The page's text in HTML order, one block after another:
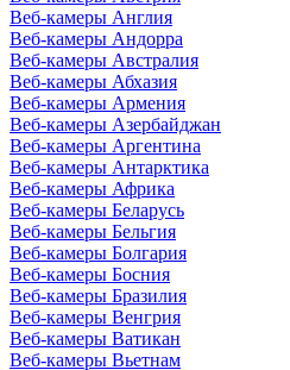
Веб-камеры Англия
Веб-камеры Андорра
Веб-камеры Австралия
Веб-камеры Абхазия
Веб-камеры Армения
Веб-камеры Азербайджан
Веб-камеры Аргентина
Веб-камеры Антарктика
Веб-камеры Африка
Веб-камеры Беларусь
Веб-камеры Бельгия
Веб-камеры Болгария
Веб-камеры Босния
Веб-камеры Бразилия
Веб-камеры Венгрия
Веб-камеры Ватикан
Веб-камеры Вьетнам